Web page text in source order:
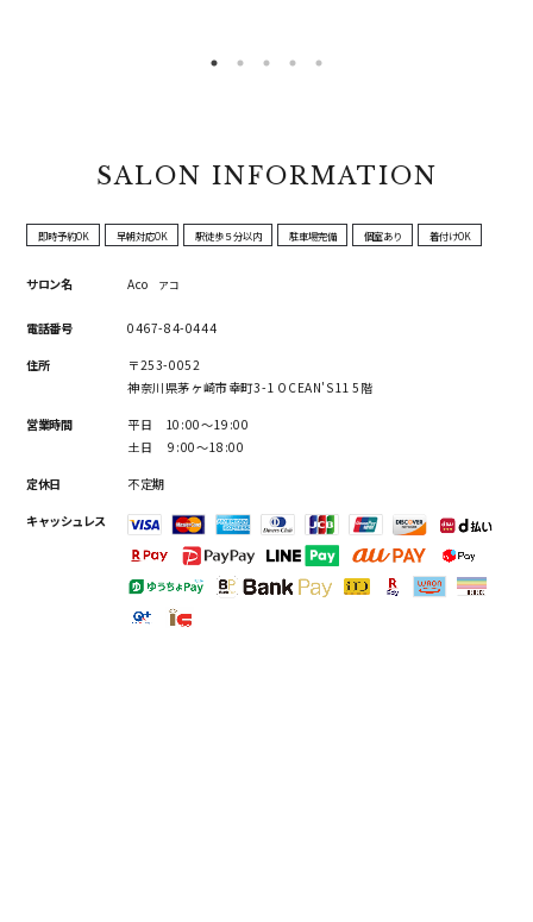
SALON INFORMATION
即時予約OK 早朝対応OK 駅徒歩５分以内 駐車場完備 個室あり 着付けOK
サロン名 Aco アコ
電話番号 0467-84-0444
住所
〒253-0052
神奈川県茅ヶ崎市幸町3-1 OCEAN'S11 5階
営業時間
平日 10:00～19:00
土日 9:00～18:00
定休日 不定期
キャッシュレス